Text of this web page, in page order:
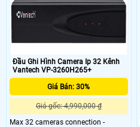
Đầu Ghi Hình Camera Ip 32 Kênh
Vantech VP-3260H265+
Giá Bán: 30%
Giá gốc: 4,990,000 ₫
Max 32 cameras connection -